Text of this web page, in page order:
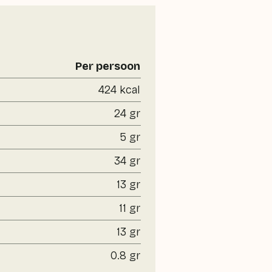
Per persoon
424 kcal
24 gr
5 gr
34 gr
13 gr
11 gr
13 gr
0.8 gr